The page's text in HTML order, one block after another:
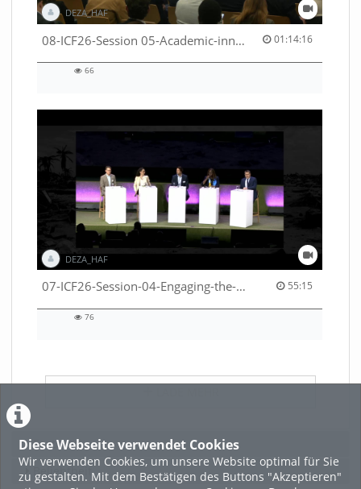
Diese Webseite verwendet Cookies
Wir verwenden Cookies, um unsere Website optimal für Sie
zu gestalten. Mit dem Bestätigen des Buttons "Akzeptieren"
DEZA_HAF
08-ICF26-Session 05-Academic-innovation-meets-international-cooperation-53529531670001791 01:14:16
01:14:16 duration
66
DEZA_HAF
07-ICF26-Session-04-Engaging-the-private-sector-in-humanitarian-contexts-53529531650001791 55:15
55:15 duration
76
Featured
Beliebtheit